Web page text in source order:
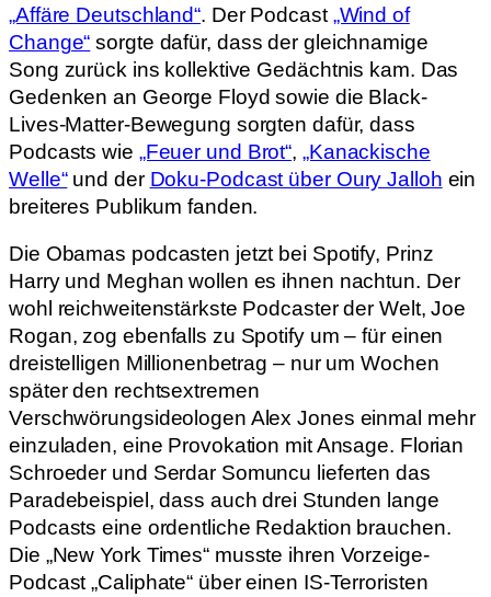
„Affäre Deutschland“. Der Podcast „Wind of
Change“ sorgte dafür, dass der gleichnamige
Song zurück ins kollektive Gedächtnis kam. Das
Gedenken an George Floyd sowie die Black-
Lives-Matter-Bewegung sorgten dafür, dass
Podcasts wie „Feuer und Brot“, „Kanackische
Welle“und der Doku-Podcast über Oury Jalloh ein
breiteres Publikum fanden.
Die Obamas podcasten jetzt bei Spotify, Prinz
Harry und Meghan wollen es ihnen nachtun. Der
wohl reichweitenstärkste Podcaster der Welt, Joe
Rogan, zog ebenfalls zu Spotify um – für einen
dreistelligen Millionenbetrag – nur um Wochen
später den rechtsextremen
Verschwörungsideologen Alex Jones einmal mehr
einzuladen, eine Provokation mit Ansage. Florian
Schroeder und Serdar Somuncu lieferten das
Paradebeispiel, dass auch drei Stunden lange
Podcasts eine ordentliche Redaktion brauchen.
Die „New York Times“ musste ihren Vorzeige-
Podcast „Caliphate“ über einen IS-Terroristen